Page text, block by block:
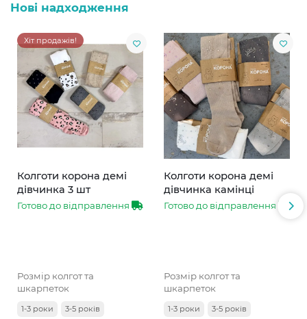
Нові надходження
Хіт продажів!
Колготи корона демі
дівчинка 3 шт
Готово до відправлення
Розмір колгот та
шкарпеток
1-3 роки
3-5 років
Колготи корона демі
дівчинка камінці
Готово до відправлення
Розмір колгот та
шкарпеток
1-3 роки
3-5 років